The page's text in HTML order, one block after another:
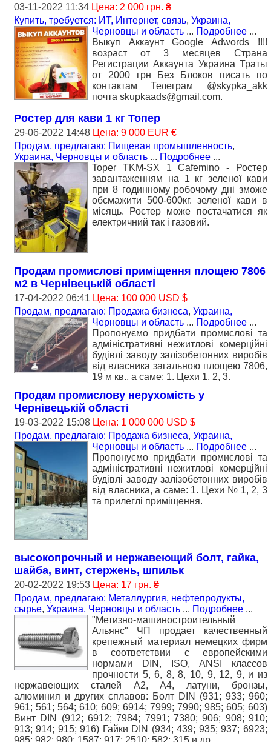
03-11-2022 11:34 Цена: 2 000 грн. ₴
Купить, требуется: ИТ, Интернет, связь, Украина,
Черновцы и область ... Подробнее ...
Выкуп Аккаунт Google Adwords !!!!
возраст от 3 месяцев Страна
Регистрации Аккаунта Украина Траты
от 2000 грн Без Блоков писать по
контактам Телеграм @skypka_akk
почта skupkaads@gmail.com.
Ростер для кави 1 кг Топер
29-06-2022 14:48 Цена: 9 000 EUR €
Продам, предлагаю: Пищевая промышленность,
Украина, Черновцы и область ... Подробнее ...
Toper TKM-SX 1 Cafemino - Ростер
завантаженням на 1 кг зеленої кави
при 8 годинному робочому дні зможе
обсмажити 500-600кг. зеленої кави в
місяць. Ростер може постачатися як
електричний так і газовий.
Продам промислові приміщення площею 7806
м2 в Чернівецькій області
17-04-2022 06:41 Цена: 100 000 USD $
Продам, предлагаю: Продажа бизнеса, Украина,
Черновцы и область ... Подробнее ...
Пропонуємо придбати промислові та
адміністративні нежитлові комерційні
будівлі заводу залізобетонних виробів
від власника загальною площею 7806,
19 м кв., а саме: 1. Цехи 1, 2, 3.
Продам промислову нерухомість у
Чернівецькій області
19-03-2022 15:08 Цена: 1 000 000 USD $
Продам, предлагаю: Продажа бизнеса, Украина,
Черновцы и область ... Подробнее ...
Пропонуємо придбати промислові та
адміністративні нежитлові комерційні
будівлі заводу залізобетонних виробів
від власника, а саме: 1. Цехи № 1, 2, 3
та прилеглі приміщення.
высокопрочный и нержавеющий болт, гайка,
шайба, винт, стержень, шпильк
20-02-2022 19:53 Цена: 17 грн. ₴
Продам, предлагаю: Металлургия, нефтепродукты,
сырье, Украина, Черновцы и область ... Подробнее ...
"Метизно-машиностроительный
Альянс" ЧП продает качественный
крепежный материал немецких фирм
в соответствии с европейскими
нормами DIN, ISO, ANSI классов
прочности 5, 6, 8, 8, 10, 9, 12, 9, и из
нержавеющих сталей А2, А4, латуни, бронзы,
алюминия и других сплавов: Болт DIN (931; 933; 960;
961; 561; 564; 610; 609; 6914; 7999; 7990; 985; 605; 603)
Винт DIN (912; 6912; 7984; 7991; 7380; 906; 908; 910;
913; 914; 915; 916) Гайки DIN (934; 439; 935; 937; 6923;
985; 982; 980; 1587; 917; 2510; 582; 315 и др.